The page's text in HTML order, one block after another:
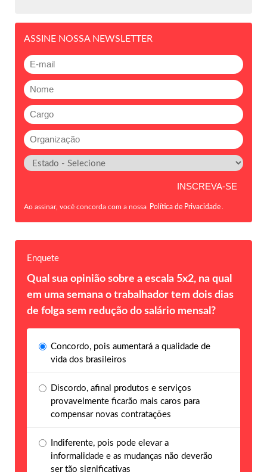
ASSINE NOSSA NEWSLETTER
Ao assinar, você concorda com a nossa Política de Privacidade
Enquete
Qual sua opinião sobre a escala 5x2, na qual
em uma semana o trabalhador tem dois dias
de folga sem redução do salário mensal?
Concordo, pois aumentará a qualidade de
vida dos brasileiros
Discordo, afinal produtos e serviços
provavelmente ficarão mais caros para
compensar novas contratações
Indiferente, pois pode elevar a
informalidade e as mudanças não deverão
ser tão significativas